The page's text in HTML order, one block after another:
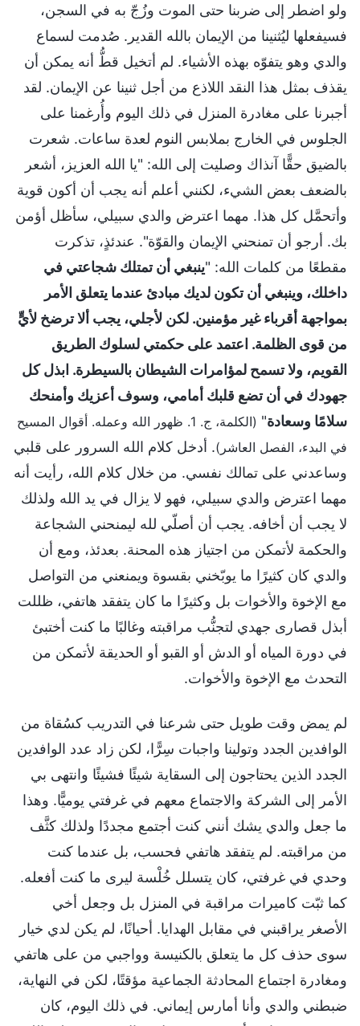
ولو اضطر إلى ضربنا حتى الموت وزُجّ به في السجن،
فسيفعلها ليُثنينا من الإيمان بالله القدير. صُدمت لسماع
والدي وهو يتفوّه بهذه الأشياء. لم أتخيل قطُّ أنه يمكن أن
يقذف بمثل هذا النقد اللاذع من أجل ثنينا عن الإيمان. لقد
أجبرنا على مغادرة المنزل في ذلك اليوم وأُرغمنا على
الجلوس في الخارج بملابس النوم لعدة ساعات. شعرت
بالضيق حقًّا آنذاك وصليت إلى الله: "يا الله العزيز، أشعر
بالضعف بعض الشيء، لكنني أعلم أنه يجب أن أكون قوية
وأتحمَّل كل هذا. مهما اعترض والدي سبيلي، سأظل أؤمن
بك. أرجو أن تمنحني الإيمان والقوّة". عندئذٍ، تذكرت
مقطعًا من كلمات الله: "ينبغي أن تمتلك شجاعتي في
داخلك، وينبغي أن تكون لديك مبادئ عندما يتعلق الأمر
بمواجهة أقرباء غير مؤمنين. لكن لأجلي، يجب ألا ترضخ لأيٍّ
من قوى الظلمة. اعتمد على حكمتي لسلوك الطريق
القويم، ولا تسمح لمؤامرات الشيطان بالسيطرة. ابذل كل
جهودك في أن تضع قلبك أمامي، وسوف أعزيك وأمنحك
سلامًا وسعادة"
(الكلمة، ج. 1. ظهور الله وعمله. أقوال المسيح
في البدء، الفصل العاشر). أدخل كلام الله السرور على قلبي
وساعدني على تمالك نفسي. من خلال كلام الله، رأيت أنه
مهما اعترض والدي سبيلي، فهو لا يزال في يد الله ولذلك
لا يجب أن أخافه. يجب أن أصلّي لله ليمنحني الشجاعة
والحكمة لأتمكن من اجتياز هذه المحنة. بعدئذ، ومع أن
والدي كان كثيرًا ما يوبّخني بقسوة ويمنعني من التواصل
مع الإخوة والأخوات بل وكثيرًا ما كان يتفقد هاتفي، ظللت
أبذل قصارى جهدي لتجنُّب مراقبته وغالبًا ما كنت أختبئ
في دورة المياه أو الدش أو القبو أو الحديقة لأتمكن من
التحدث مع الإخوة والأخوات.
لم يمض وقت طويل حتى شرعنا في التدريب كسُقاة من
الوافدين الجدد وتولينا واجبات سِرًّا، لكن زاد عدد الوافدين
الجدد الذين يحتاجون إلى السقاية شيئًا فشيئًا وانتهى بي
الأمر إلى الشركة والاجتماع معهم في غرفتي يوميًّا. وهذا
ما جعل والدي يشك أنني كنت أجتمع مجددًا ولذلك كثَّف
من مراقبته. لم يتفقد هاتفي فحسب، بل عندما كنت
وحدي في غرفتي، كان يتسلل خُلْسة ليرى ما كنت أفعله.
كما ثبّت كاميرات مراقبة في المنزل بل وجعل أخي
الأصغر يراقبني في مقابل الهدايا. أحيانًا، لم يكن لدي خيار
سوى حذف كل ما يتعلق بالكنيسة وواجبي من على هاتفي
ومغادرة اجتماع المحادثة الجماعية مؤقتًا، لكن في النهاية،
ضبطني والدي وأنا أمارس إيماني. في ذلك اليوم، كان